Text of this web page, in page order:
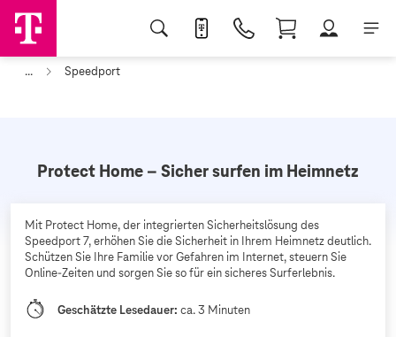
... Speedport
Protect Home – Sicher surfen im Heimnetz
Mit Protect Home, der integrierten Sicherheitslösung des
Speedport 7, erhöhen Sie die Sicherheit in Ihrem Heimnetz deutlich.
Schützen Sie Ihre Familie vor Gefahren im Internet, steuern Sie
Online-Zeiten und sorgen Sie so für ein sicheres Surferlebnis.
Geschätzte Lesedauer: ca. 3 Minuten